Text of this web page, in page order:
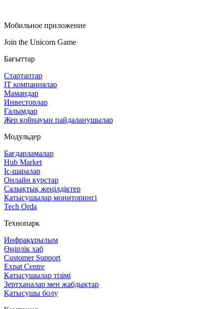
Мобильное приложение
Join the Unicorn Game
Бағыттар
Стартаптар
IT компаниялар
Мамандар
Инвесторлар
Ғалымдар
Жер қойнауын пайдаланушылар
Модульдер
Бағдарламалар
Hub Market
Іс‑шаралар
Онлайн курстар
Салықтық жеңілдіктер
Қатысушылар мониторингі
Tech Orda
Технопарк
Инфрақұрылым
Өңірлік хаб
Customer Support
Expat Centre
Қатысушылар тізімі
Зертханалар мен жабдықтар
Қатысушы болу